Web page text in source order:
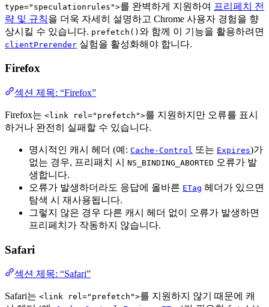
type="speculationrules">를 완벽하게 지원하여 프리페치 전
략 및 규칙을 더욱 자세히 설명하고 Chrome 사용자 경험을 향
상시킬 수 있습니다. prefetch() 와 함께 이 기능을 활용하려면
clientPrerender 실험을 활성화해야 합니다.
Firefox
섹션 제목: “Firefox”
Firefox는 <link rel="prefetch">를 지원하지만 오류를 표시
하거나 완전히 실패할 수 있습니다.
명시적인 캐시 헤더 (예: Cache-Control 또는 Expires)가
없는 경우, 프리패치 시 NS_BINDING_ABORTED 오류가 발
생합니다.
오류가 발생하더라도 응답에 올바른 ETag 헤더가 있으면
탐색 시 재사용됩니다.
그렇지 않은 경우 다른 캐시 헤더 없이 오류가 발생하면
프리페치가 작동하지 않습니다.
Safari
섹션 제목: “Safari”
Safari는 <link rel="prefetch">를 지원하지 않기 때문에 캐